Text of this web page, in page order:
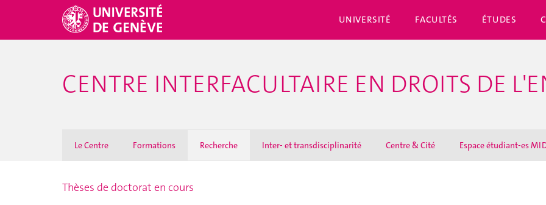
UNIVERSITÉ FACULTÉS ÉTUDES
CENTRE INTERFACULTAIRE EN DROITS DE
Le Centre Formations Recherche Inter- et transdisciplinarité Centre & Cité Espace étudiant-es
Thèses de doctorat en cours